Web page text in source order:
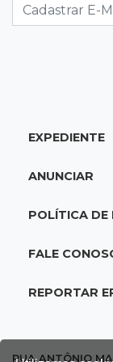
acidente
18:28
acumulado
18:05
Produção
EXPEDIENTE
ANUNCIAR
POLÍTICA DE
FALE
REPORTAR
RUA ANTÔNIO